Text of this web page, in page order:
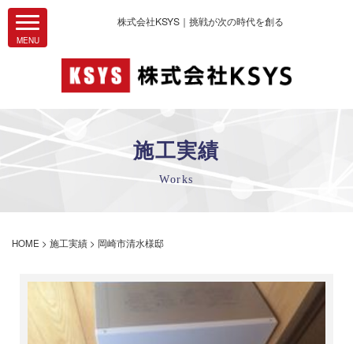
株式会社KSYS｜挑戦が次の時代を創る
施工実績
Works
HOME > 施工実績 > 岡崎市清水様邸